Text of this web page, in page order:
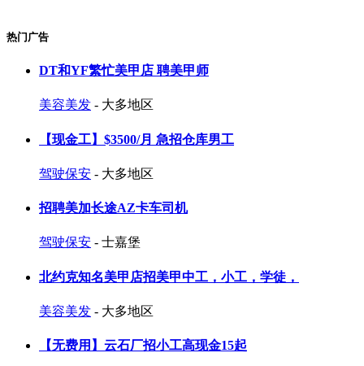
热门广告
DT和YF繁忙美甲店 聘美甲师
美容美发 - 大多地区
【现金工】$3500/月 急招仓库男工
驾驶保安 - 大多地区
招聘美加长途AZ卡车司机
驾驶保安 - 士嘉堡
北约克知名美甲店招美甲中工，小工，学徒，
美容美发 - 大多地区
【无费用】云石厂招小工高现金15起